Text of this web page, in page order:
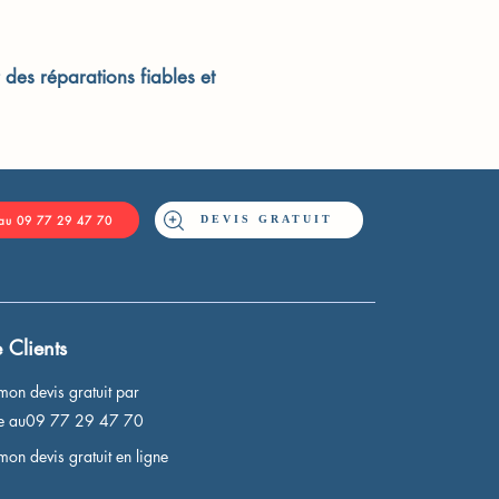
réparations fiables et
09 77 29 47 70 DEVIS GRATUIT
Clients
devis gratuit par
au09 77 29 47 70
devis gratuit en ligne